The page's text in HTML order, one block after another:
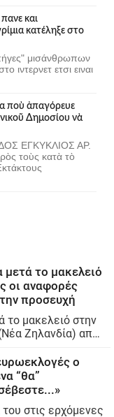
και
κατέληξε στο
μισάνθρωπων
ιντερνετ ετσι ειναι
ποὺ ἀπαγόρευε
Δημοσίου νὰ
ΕΓΚΥΚΛΙΟΣ ΑΡ.
τοὺς κατὰ τὸ